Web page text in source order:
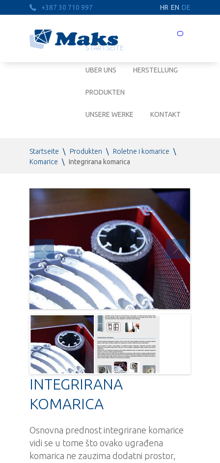
+387 30 710 997 HR EN DE
Prebaci
STARTSEITE
UBER UNS HERSTELLUNG
PRODUKTEN
UNSERE WERKE KONTAKT
Startseite \ Produkten \ Roletne i komarice \
Komarice \ Integrirana komarica
INTEGRIRANA
KOMARICA
Osnovna prednost integrirane komarice
vidi se u tome što ovako ugrađena
komarica ne zauzima dodatni prostor,